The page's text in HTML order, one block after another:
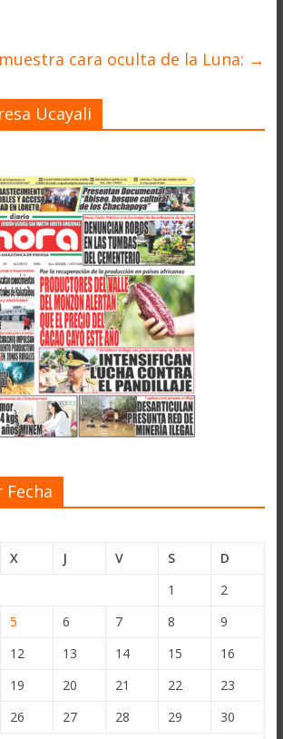
cara oculta de la Luna: →
Ucayali
X J V S
D
1
2
5 6 7 8
9
12 13 14 15
16
19 20 21 22
23
26 27 28 29
30